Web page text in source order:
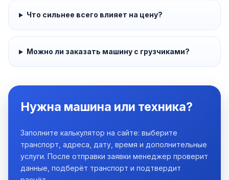
Что сильнее всего влияет на цену?
Можно ли заказать машину с грузчиками?
Нужна машина или техника?
Заполните калькулятор на сайте: выберите
транспорт, адреса, дату, время и дополнительные
услуги. После отправки заявки менеджер проверит
данные, подберёт транспорт и подтвердит